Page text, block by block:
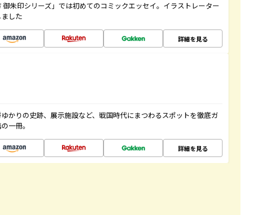
朱印シリーズ」では初めてのコミックエッセイ。イラストレーター
した
詳細を見る
かりの史跡、展示施設など、戦国時代にまつわるスポットを徹底ガ
一冊。
詳細を見る